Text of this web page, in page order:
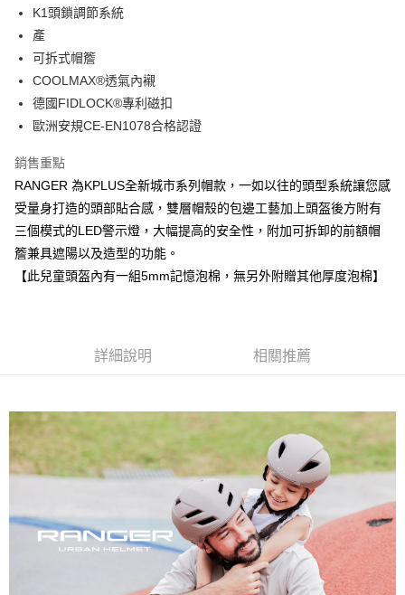
7-11取貨付款
每筆NT$60，滿NT$10,000(含以上)免運費
付款後7-11取貨
每筆NT$60，滿NT$10,000(含以上)免運費
宅配
離島宅配
每筆NT$100
K1頭鎖調節系統
產
可拆式帽簷
COOLMAX®透氣內襯
德國FIDLOCK®專利磁扣
歐洲安規CE-EN1078合格認證
銷售重點
RANGER 為KPLUS全新城市系列帽款，一如以往的頭型系統讓您感
受量身打造的頭部貼合感，雙層帽殼的包邊工藝加上頭盔後方附有
三個模式的LED警示燈，大幅提高的安全性，附加可拆卸的前額帽
簷兼具遮陽以及造型的功能。
【此兒童頭盔內有一組5mm記憶泡棉，無另外附贈其他厚度泡棉】
詳細說明 相關推薦